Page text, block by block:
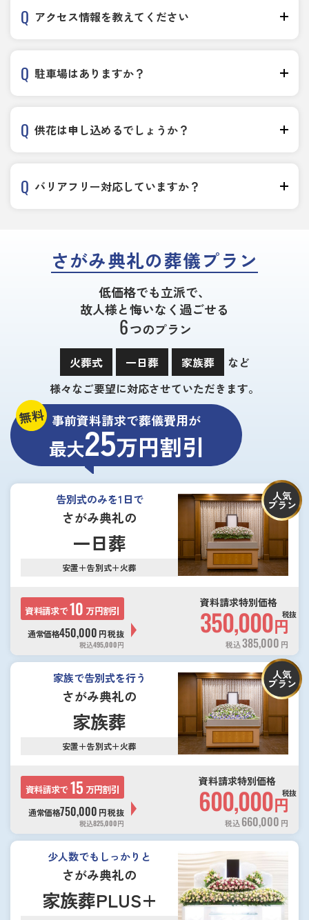
アクセス情報を教えてください
駐車場はありますか？
供花は申し込めるでしょうか？
バリアフリー対応していますか？
さがみ典礼の葬儀プラン
低価格でも立派で、
故人様と悔いなく過ごせる
6つのプラン
火葬式 一日葬 家族葬
など
様々なご要望に対応させていただきます。
無料 事前資料請求で葬儀費用が
最大25万円割引
告別式のみを1日で
さがみ典礼の
一日葬
安置＋告別式＋火葬
人気
プラン
資料請求で10 万円割引
通常価格450,000 円税抜
税込495,000円
資料請求特別価格
350,000円
税抜
税込385,000 円
家族で告別式を行う
さがみ典礼の
家族葬
安置＋告別式＋火葬
人気
プラン
資料請求で15 万円割引
通常価格750,000 円税抜
税込825,000円
資料請求特別価格
600,000円
税抜
税込660,000 円
少人数でもしっかりと
さがみ典礼の
家族葬PLUS+